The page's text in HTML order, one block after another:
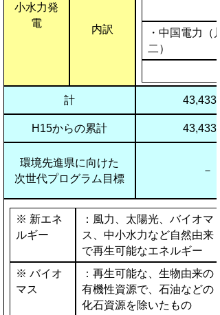
小水力発
電
内訳
・中国電力（
二）
計
H15からの累計
環境先進県に向けた
次世代プログラム目標
－
※ 新エネ
ルギー
：風力、太陽光、バイオマ
ス、中小水力など自然由来
で再生可能なエネルギー
※ バイオ
マス
：再生可能な、生物由来の
有機性資源で、石油などの
化石資源を除いたもの